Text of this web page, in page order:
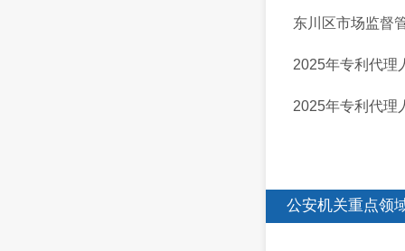
东川区市场监督
2025年专利代理
2025年专利代理
公安机关重点领